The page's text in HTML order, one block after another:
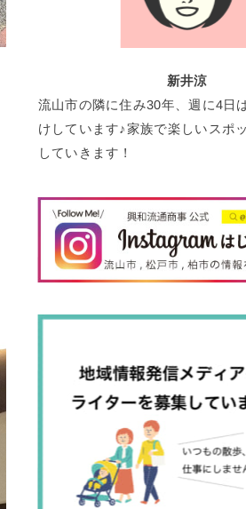
新井涼
流山市の隣に住み30年、週に4日
けしています♪家族で楽しいスポ
していきます！